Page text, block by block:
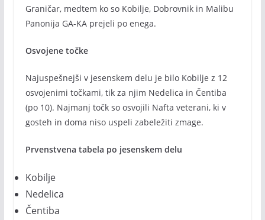
Graničar, medtem ko so Kobilje, Dobrovnik in Malibu
Panonija GA-KA prejeli po enega.
Osvojene točke
Najuspešnejši v jesenskem delu je bilo Kobilje z 12
osvojenimi točkami, tik za njim Nedelica in Čentiba
(po 10). Najmanj točk so osvojili Nafta veterani, ki v
gosteh in doma niso uspeli zabeležiti zmage.
Prvenstvena tabela po jesenskem delu
Kobilje
Nedelica
Čentiba